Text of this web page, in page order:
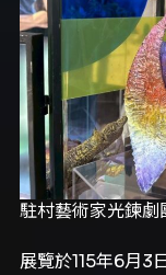
駐村藝術家光鍊劇
展覽於115年6月3